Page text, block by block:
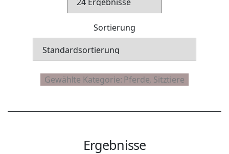
Sortierung
Ergebnisse